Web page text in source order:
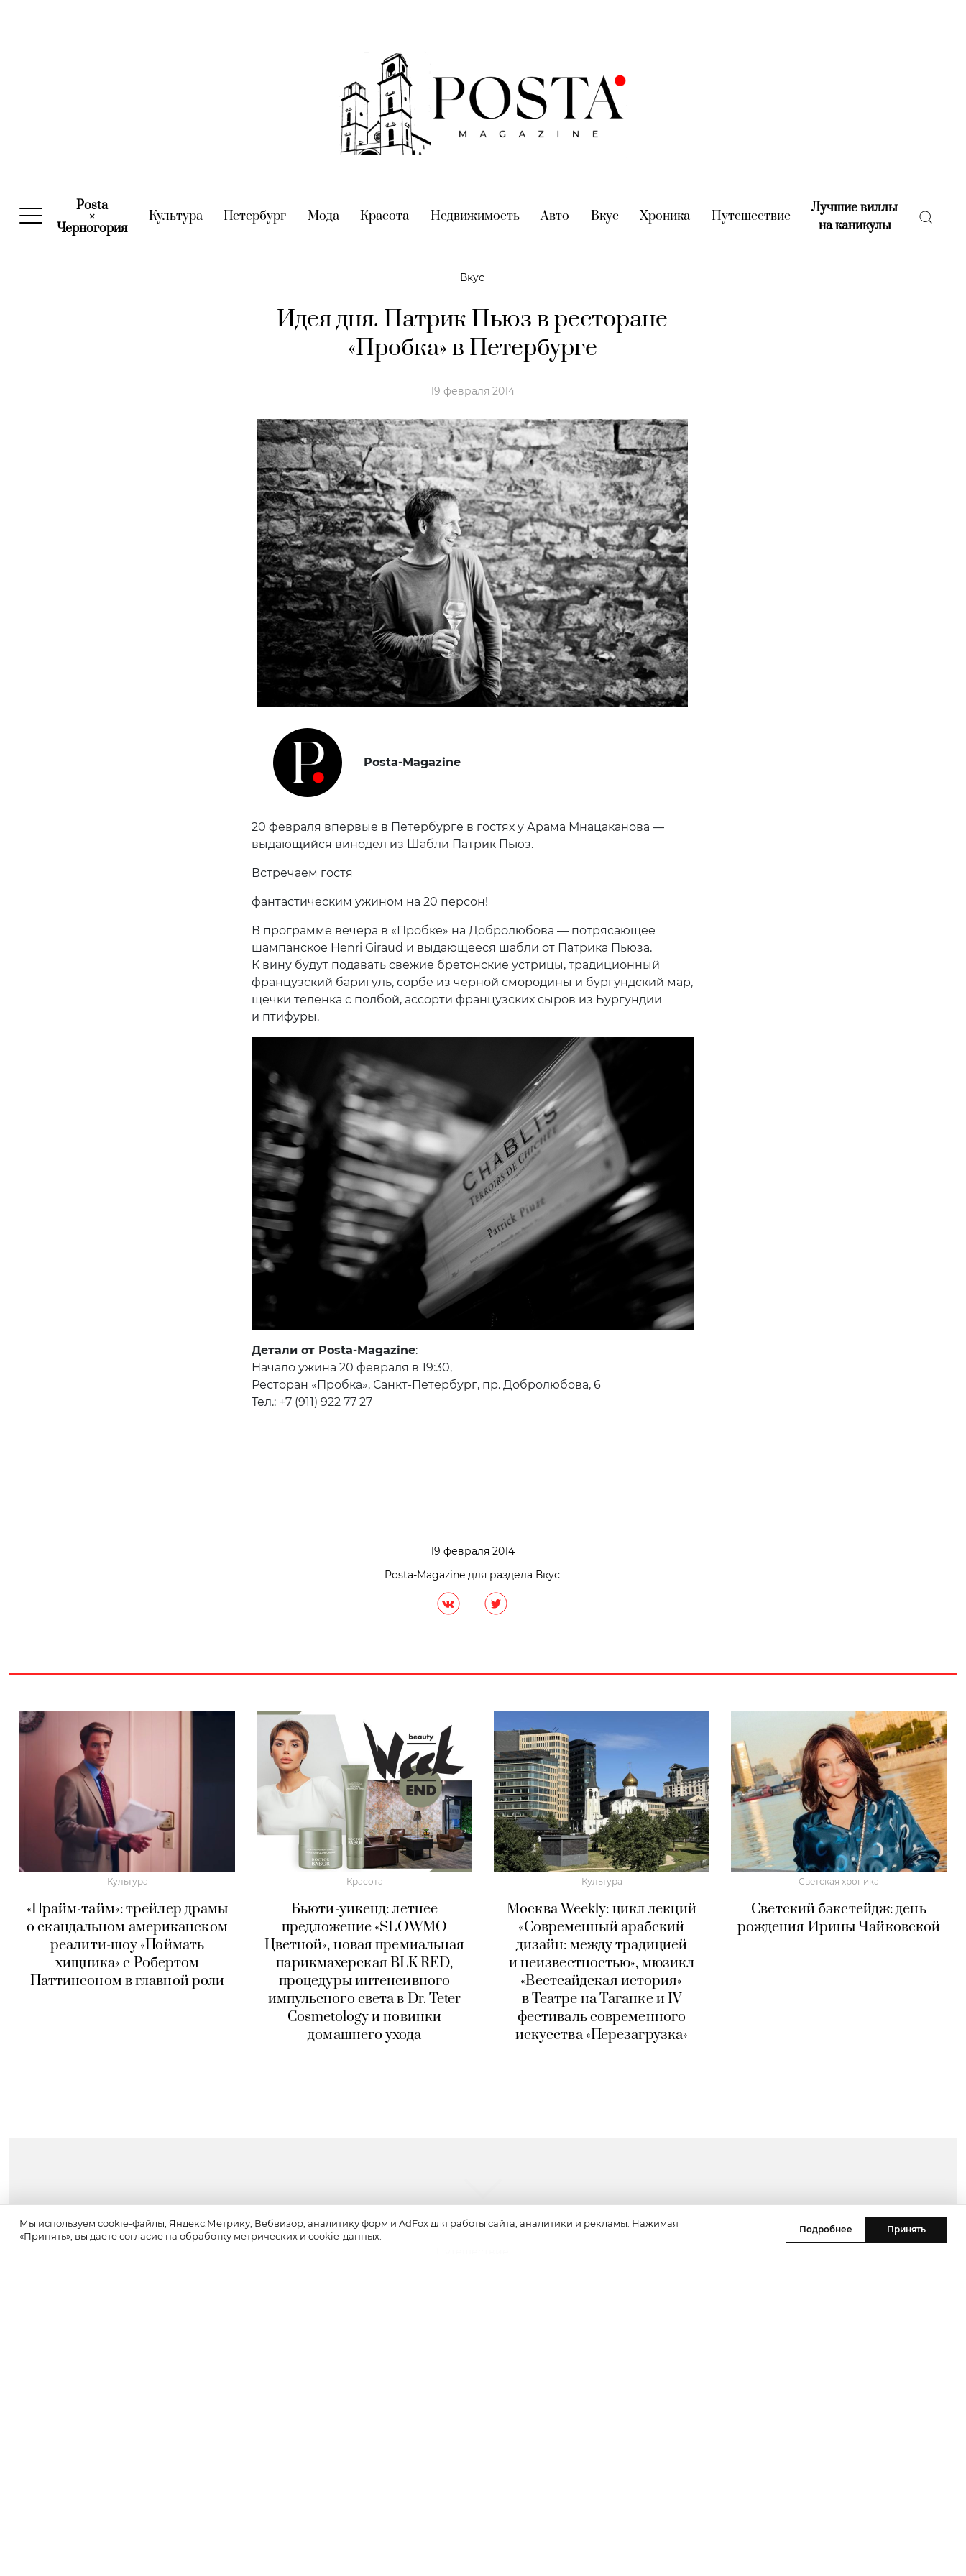
Posta
×
Черногория(current)
Культура(current)
Петербург (current)
Мода(current)
Красота (current)
Недвижимость(current)
Авто (current)
Вкус (current)
Хроника (current)
Путешествие(current)
Лучшие виллы
на каникулы(current)
Вкус
Идея дня. Патрик Пьюз в ресторане
«Пробка» в Петербурге
19 февраля 2014
Posta-Magazine
20 февраля впервые в Петербурге в гостях у Арама Мнацаканова —
выдающийся винодел из Шабли Патрик Пьюз.
Встречаем гостя
фантастическим ужином на 20 персон!
В программе вечера в «Пробке» на Добролюбова — потрясающее
шампанское Henri Giraud и выдающееся шабли от Патрика Пьюза.
К вину будут подавать свежие бретонские устрицы, традиционный
французский баригуль, сорбе из черной смородины и бургундский мар,
щечки теленка с полбой, ассорти французских сыров из Бургундии
и птифуры.
Детали от Posta-Magazine:
Начало ужина 20 февраля в 19:30,
Ресторан «Пробка», Санкт-Петербург, пр. Добролюбова, 6
Тел.: +7 (911) 922 77 27
19 февраля 2014
Posta-Magazine для раздела Вкус
Культура
«Прайм-тайм»: трейлер драмы
о скандальном американском
реалити-шоу «Поймать
хищника» с Робертом
Паттинсоном в главной роли
Красота
Бьюти-уикенд: летнее
предложение «SLOWMO
Цветной», новая премиальная
парикмахерская BLK RED,
процедуры интенсивного
импульсного света в Dr. Teter
Cosmetology и новинки
домашнего ухода
Культура
Москва Weekly: цикл лекций
«Современный арабский
дизайн: между традицией
и неизвестностью», мюзикл
«Вестсайдская история»
в Театре на Таганке и IV
фестиваль современного
искусства «Перезагрузка»
Светская хроника
Светский бэкстейдж: день
рождения Ирины Чайковской
Мы используем cookie-файлы, Яндекс.Метрику, Вебвизор, аналитику форм и AdFox для работы сайта, аналитики и рекламы. Нажимая
«Принять», вы даете согласие на обработку метрических и cookie-данных.
Подробнее Принять